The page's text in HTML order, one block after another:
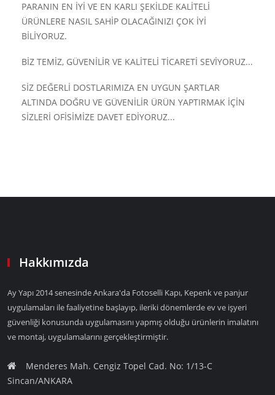
PARANIN EN İYİ VE EN KARLI ŞEKİLDE KALİTELİ
ÜRÜNLERE NASIL SAHİP OLACAĞINIZI ÇOK İYİ
BİLİYORUZ.
BİZ TEMİZ, GÜVENİLİR VE KALİTELİ TİCARETİ SEVİYORUZ...
SİZ DEĞERLİ DOSTLARIMIZA EN UYGUN ŞARTLAR
ALTINDA DOĞRU VE GÜVENİLİR ÜRÜN YAPTIRMAK İÇİN
SİZLERİ OFİSİMİZE DAVET EDİYORUZ...
Hakkımızda
Ay Yapı 2014 senesinde Ankara'da Fotoselli Kapı, Kepenk ve panjur
uygulamaları ile faaliyetine başlayıp, ileriki dönemlerde ev ve işyeri
güvenliği konusunda uygulamasını yapmış olduğu ürünlerin imalatını
ve montaj, uygulamalarını gerçekleştirmiştir.
Menderes Mah. Cengiz Topel Cad. No: 1/13-C
Sincan/ANKARA